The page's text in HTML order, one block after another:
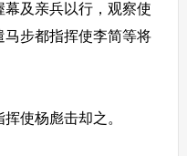
及亲兵以行，观察使
步都指挥使李简等将
使杨彪击却之。